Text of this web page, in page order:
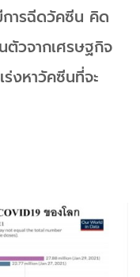
ารฉีดวัคซีน คิด
ตัวจากเศรษฐกิจ
งหาวัคซีนที่จะ